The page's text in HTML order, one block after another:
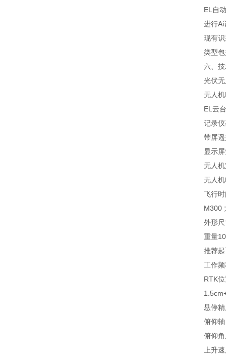
EL⾃动
进⾏Ai识
现有识别
类型包括
六、技
光伏⽆
无人机
EL云台
记录仪基
带屏遥控
显⽰屏查
无人机定
无人机
飞行时
M300
外形尺寸
重量
推荐起
工作频
RTK位
悬停精
俯仰轴
俯仰角
上升速